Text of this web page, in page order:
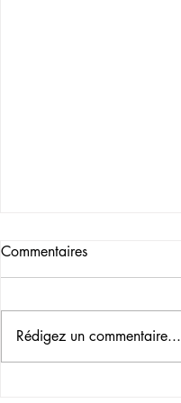
Commentaires
Rédigez un commentaire...